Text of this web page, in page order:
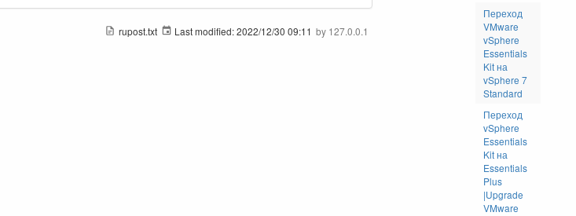
rupost.txt Last modified:2022/12/30 09:11 by 127.0.0.1
Переход
VMware
vSphere
Essentials
Kit на
vSphere 7
Standard
Переход
vSphere
Essentials
Kit на
Essentials
Plus
|Upgrade
VMware